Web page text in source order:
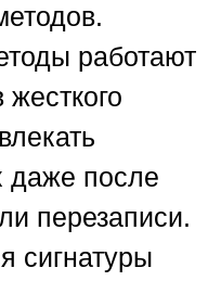
работают
даже после
перезаписи.
сигнатуры